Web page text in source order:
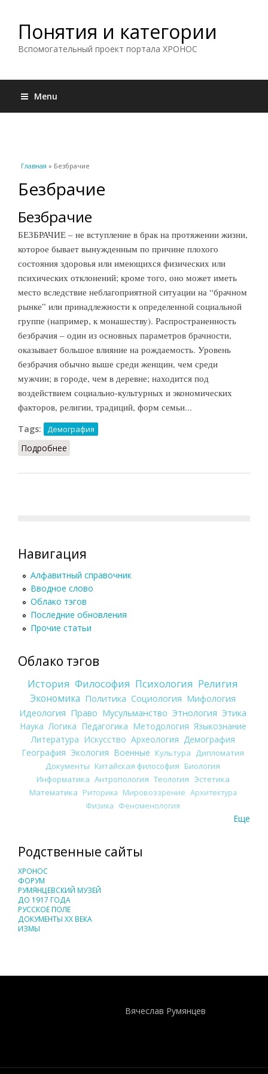
Понятия и категории
Вспомогательный проект портала ХРОНОС
Menu
Вы здесь
Главная » Безбрачие
Безбрачие
Безбрачие
БЕЗБРАЧИЕ – не вступление в брак на протяжении жизни,
которое бывает вынужденным по причине плохого
состояния здоровья или имеющихся физических или
психических отклонений; кроме того, оно может иметь
место вследствие неблагоприятной ситуации на “брачном
рынке” или принадлежности к определенной социальной
группе (например, к монашеству). Распространенность
безбрачия – один из основных параметров брачности,
оказывает большое влияние на рождаемость. Уровень
безбрачия обычно выше среди женщин, чем среди
мужчин; в городе, чем в деревне; находится под
воздействием социально-культурных и экономических
факторов, религии, традиций, форм семьи...
Tags: Демография
Подробнее
Навигация
Алфавитный справочник
Вводное слово
Облако тэгов
Последние обновления
Прочие статьи
Облако тэгов
История Философия Психология Религия
Экономика Политика Социология Мифология
Идеология Право Мусульманство Этнология Этика
Наука Логика Педагогика Методология Языкознание
Литература Искусство Археология Демография
География Экология Военные Культура
Дипломатия
Документы Китайская философия Биология
Информатика Антропология Теология Эстетика
Математика Риторика Мировоззрение Архитектура
Физика Феноменология
Еще
Родственные сайты
ХРОНОС
ФОРУМ
РУМЯНЦЕВСКИЙ МУЗЕЙ
ДО 1917 ГОДА
РУССКОЕ ПОЛЕ
ДОКУМЕНТЫ XX ВЕКА
ИЗМЫ
Вячеслав Румянцев